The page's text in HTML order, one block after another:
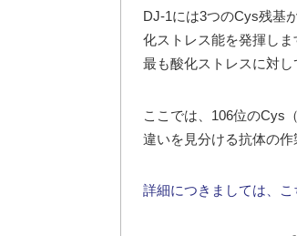
DJ-1には3つのCys残基
化ストレス能を発揮し
最も酸化ストレスに対し
ここでは、106位のCys
違いを見分ける抗体の作
詳細につきましては、こ